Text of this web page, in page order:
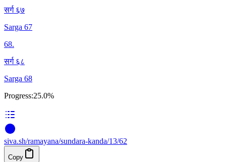
सर्ग ६७
Sarga 67
68.
सर्ग ६८
Sarga 68
Progress:25.0%
siva.sh/ramayana/sundara-kanda/13/62
Copy